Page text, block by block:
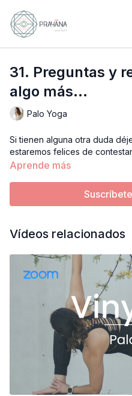
31. Preguntas y
algo más...
Palo Yoga
Si tienen alguna otra duda
estaremos felices de
Aprende más
Vídeos relacionados